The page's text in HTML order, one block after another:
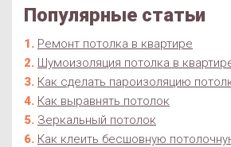
Популярные статьи
Ремонт потолка в квартире
Шумоизоляция потолка в
Как сделать пароизоляцию
Как выравнять потолок
Зеркальный потолок
Как клеить бесшовную